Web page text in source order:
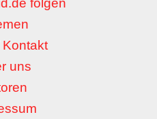
Kontakt
uns